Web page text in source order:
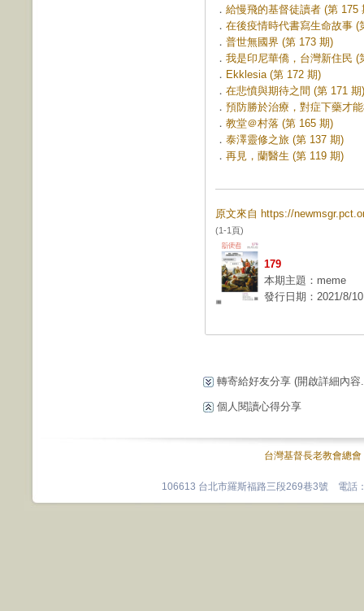
． 給慢飛的基督徒讀者 (第 175
． 在後疫情時代書寫生命故事 (
． 普世無國界 (第 173 期)
． 我是印尼華僑，台灣新住民 (
． Ekklesia (第 172 期)
． 在悲憤與期待之間 (第 171 期)
． 預防勝於治療，對症下藥才
． 教堂＠村落 (第 165 期)
． 泰澤靈修之旅 (第 137 期)
． 再見，蘭醫生 (第 119 期)
原文來自 https://
(1-1頁)
179
本期主題：meme
發行日期：2021/8/10
轉寄給好友分享 (開啟詳細內容
個人閱讀心得分享
台灣基督長老教會總會
106613 台北市羅斯福路三段269巷3號 電